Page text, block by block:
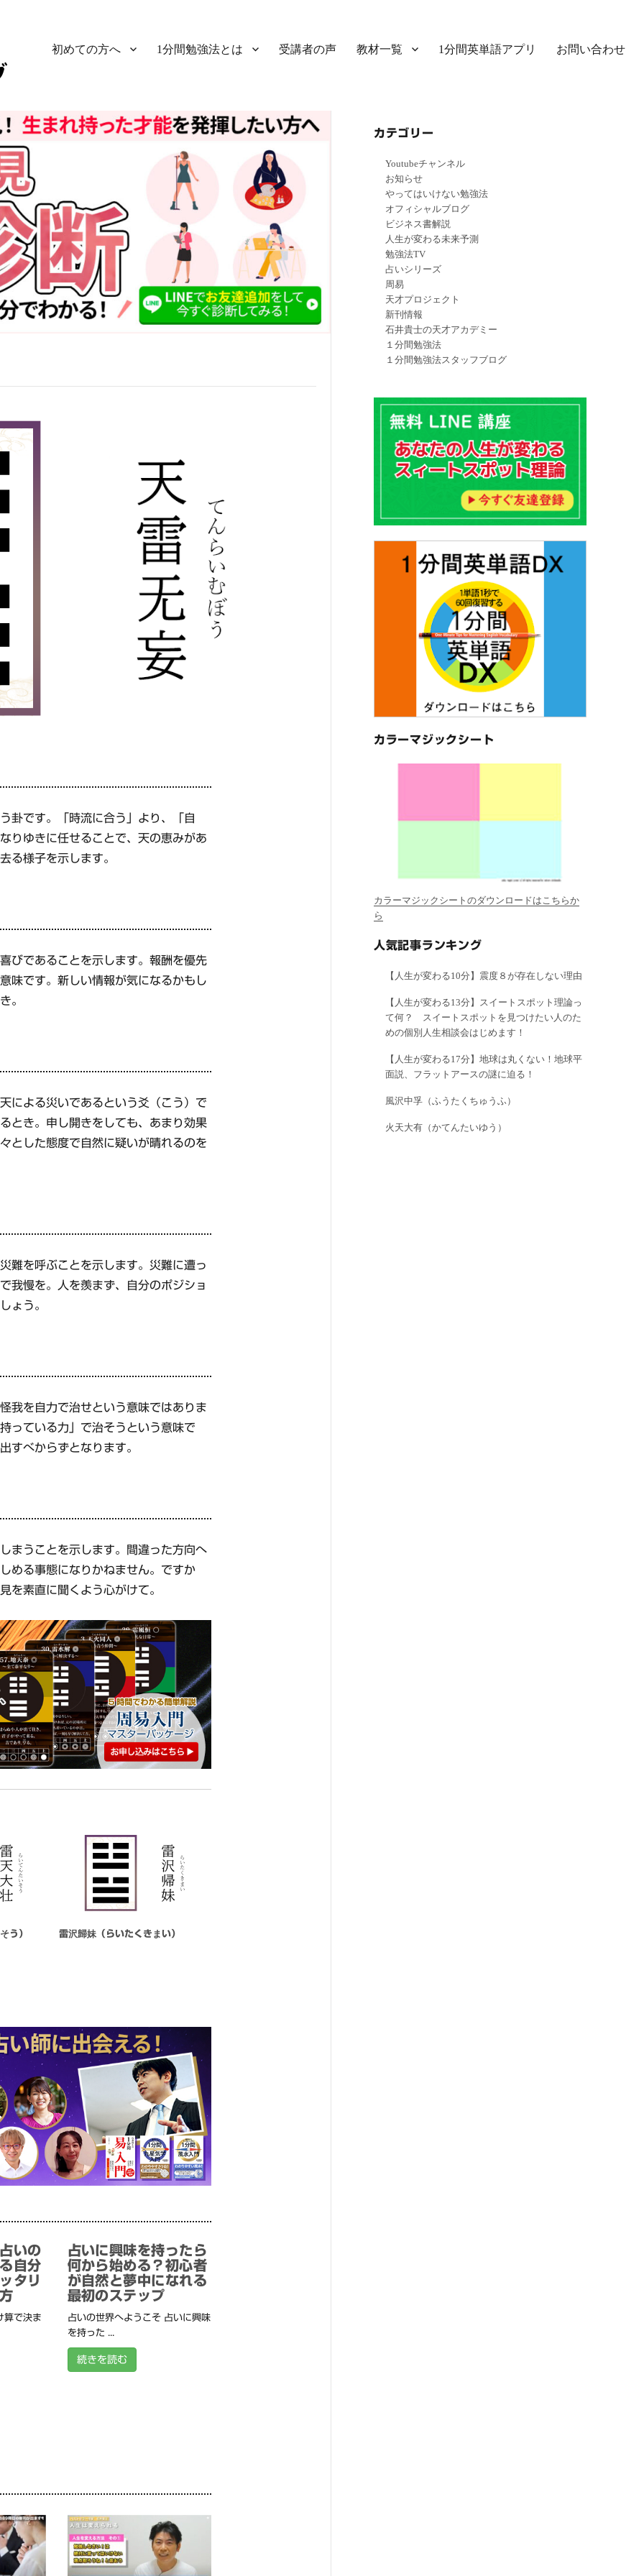
初めての方へ 1分間勉強法とは 受講者の声 教材一覧 1分間英単語アプリ お問い合わせ
卦です。「時流に合う」より、「自
りゆきに任せることで、天の恵みがあ
る様子を示します。
びであることを示します。報酬を優先
味です。新しい情報が気になるかもし
。
による災いであるという爻（こう）で
とき。申し開きをしても、あまり効果
とした態度で自然に疑いが晴れるのを
難を呼ぶことを示します。災難に遭っ
我慢を。人を羨まず、自分のポジショ
ょう。
我を自力で治せという意味ではありま
っている力」で治そうという意味で
すべからずとなります。
まうことを示します。間違った方向へ
める事態になりかねません。ですか
を素直に聞くよう心がけて。
う） 雷沢歸妹（らいたくきまい）
いの
自分
タリ
算で決ま
占いに興味を持ったら
何から始める？初心者
が自然と夢中になれる
最初のステップ
占いの世界へようこそ 占いに興味
を持った ...
続きを読む
カテゴリー
Youtubeチャンネル
お知らせ
やってはいけない勉強法
オフィシャルブログ
ビジネス書解説
人生が変わる未来予測
勉強法TV
占いシリーズ
周易
天才プロジェクト
新刊情報
石井貴士の天才アカデミー
１分間勉強法
１分間勉強法スタッフブログ
カラーマジックシート
カラーマジックシートのダウンロードはこちらか
ら
人気記事ランキング
【人生が変わる10分】震度８が存在しない理由
【人生が変わる13分】スイートスポット理論っ
て何？ スイートスポットを見つけたい人のた
めの個別人生相談会はじめます！
【人生が変わる17分】地球は丸くない！地球平
面説、フラットアースの謎に迫る！
風沢中孚（ふうたくちゅうふ）
火天大有（かてんたいゆう）